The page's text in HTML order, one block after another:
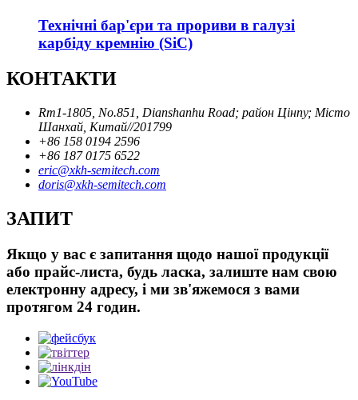
Технічні бар'єри та прориви в галузі
карбіду кремнію (SiC)
КОНТАКТИ
Rm1-1805, No.851, Dianshanhu Road; район Цінпу; Місто
Шанхай, Китай//201799
+86 158 0194 2596
+86 187 0175 6522
eric@xkh-semitech.com
doris@xkh-semitech.com
ЗАПИТ
Якщо у вас є запитання щодо нашої продукції
або прайс-листа, будь ласка, залиште нам свою
електронну адресу, і ми зв'яжемося з вами
протягом 24 годин.